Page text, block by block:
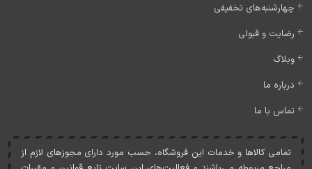
چهارشنبه‌های تخفیفی
رضایت و قبولی
وبلاگ
درباره ما
تماس با ما
تمامی کالاها و خدمات اين فروشگاه، حسب مورد دارای مجوزهای لازم از